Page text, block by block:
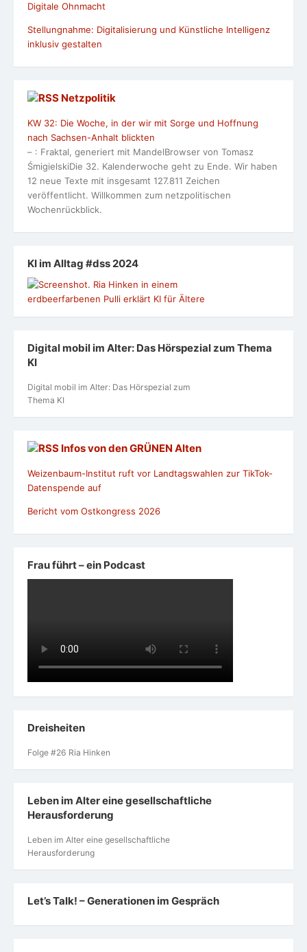
Digitale Ohnmacht
Stellungnahme: Digitalisierung und Künstliche Intelligenz
inklusiv gestalten
Netzpolitik
KW 32: Die Woche, in der wir mit Sorge und Hoffnung
nach Sachsen-Anhalt blickten
– : Fraktal, generiert mit MandelBrowser von Tomasz
ŚmigielskiDie 32. Kalenderwoche geht zu Ende. Wir haben
12 neue Texte mit insgesamt 127.811 Zeichen
veröffentlicht. Willkommen zum netzpolitischen
Wochenrückblick.
KI im Alltag #dss 2024
Digital mobil im Alter: Das Hörspezial zum Thema
KI
Digital mobil im Alter: Das Hörspezial zum
Thema KI
Infos von den GRÜNEN Alten
Weizenbaum-Institut ruft vor Landtagswahlen zur TikTok-
Datenspende auf
Bericht vom Ostkongress 2026
Frau führt – ein Podcast
Dreisheiten
Folge #26 Ria Hinken
Leben im Alter eine gesellschaftliche
Herausforderung
Leben im Alter eine gesellschaftliche
Herausforderung
Let’s Talk! – Generationen im Gespräch